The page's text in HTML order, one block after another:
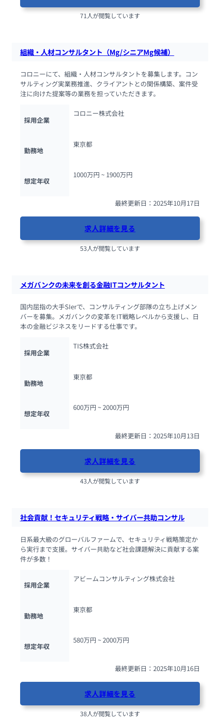
71人が閲覧しています
組織・人材コンサルタント（Mg/シニアMg候補）
コロニーにて、組織・人材コンサルタントを募集します。コン
サルティング実業務推進、クライアントとの関係構築、案件受
注に向けた提案等の業務を担っていただきます。
採用企業
コロニー株式会社
勤務地
東京都
想定年収
1000万円 ~ 1900万円
最終更新日：2025年10月17日
求人詳細を見る
53人が閲覧しています
メガバンクの未来を創る金融ITコンサルタント
国内屈指の大手SIerで、コンサルティング部隊の立ち上げメン
バーを募集。メガバンクの変革をIT戦略レベルから支援し、日
本の金融ビジネスをリードする仕事です。
採用企業
TIS株式会社
勤務地
東京都
想定年収
600万円 ~ 2000万円
最終更新日：2025年10月13日
求人詳細を見る
43人が閲覧しています
社会貢献！セキュリティ戦略・サイバー共助コンサル
日系最大級のグローバルファームで、セキュリティ戦略策定か
ら実行まで支援。サイバー共助など社会課題解決に貢献する案
件が多数！
採用企業
アビームコンサルティング株式会社
勤務地
東京都
想定年収
580万円 ~ 2000万円
最終更新日：2025年10月16日
求人詳細を見る
38人が閲覧しています